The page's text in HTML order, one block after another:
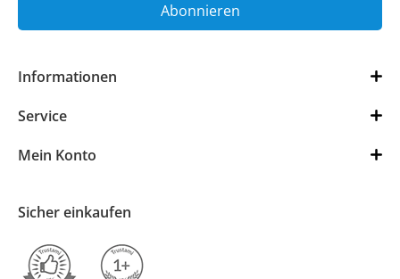
Abonnieren
Informationen
Service
Mein Konto
Sicher einkaufen